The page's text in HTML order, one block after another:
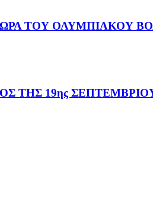
ΤΟΥ ΟΛΥΜΠΙΑΚΟΥ
19ης ΣΕΠΤΕΜΒΡΙΟΥ